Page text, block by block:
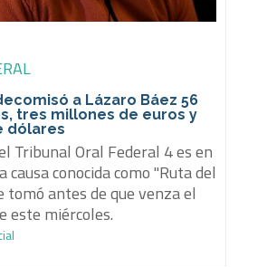
a Lázaro Báez 56
tres millones de euros y
dólares
Tribunal Oral Federal 4 es en
causa conocida como "Ruta del
tomó antes de que venza el
este miércoles.